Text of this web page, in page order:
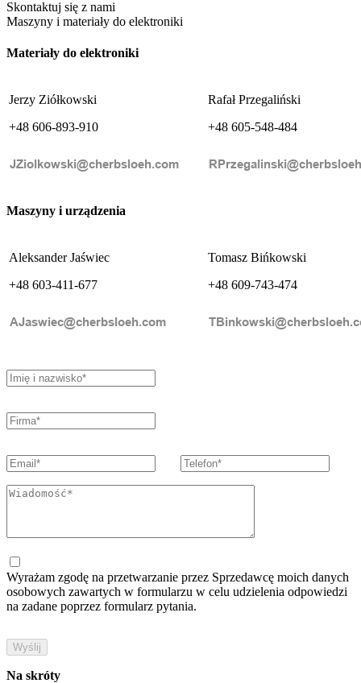
Skontaktuj się z nami
Maszyny i materiały do elektroniki
Materiały do elektroniki
Jerzy Ziółkowski
+48 606-893-910
Rafał Przegaliński
+48 605-548-484
Maszyny i urządzenia
Aleksander Jaświec
+48 603-411-677
Tomasz Bińkowski
+48 609-743-474
Wyrażam zgodę na przetwarzanie przez Sprzedawcę moich danych
osobowych zawartych w formularzu w celu udzielenia odpowiedzi
na zadane poprzez formularz pytania.
Na skróty